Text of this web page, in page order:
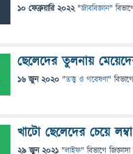
10 ফেব্রুয়ারি 2022 "জীববিজ্ঞান"
ছেলেদের তুলনায়
16 জুন 2020 "তত্ত্ব ও গবেষণা" বিভাগে
খাটো ছেলেদের চেয়ে
29 জুন 2021 "লাইফ" বিভাগে জিজ্ঞাসা